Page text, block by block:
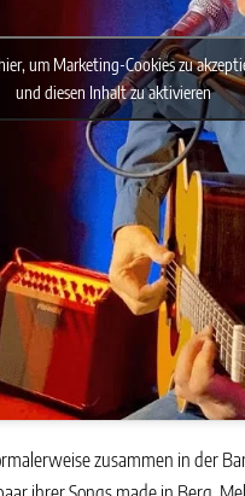
um Marketing-Cookies zu
und diesen Inhalt zu aktivieren
zusammen in der